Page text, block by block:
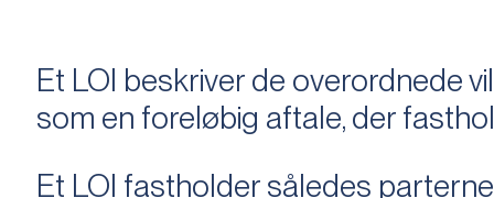
Et LOI beskriver de overordnede
som en foreløbig aftale, der
Et LOI fastholder således